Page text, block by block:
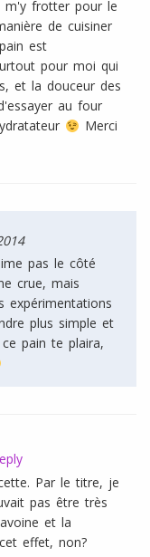
m'y frotter pour le
de cuisiner
est
pour moi qui
et la douceur des
au four
Merci
pas le côté
crue, mais
expérimentations
plus simple et
pain te plaira,
Par le titre, je
pas être très
et la
effet, non?